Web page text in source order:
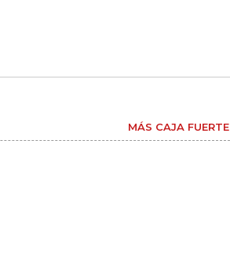
MÁS CAJA FUERTE